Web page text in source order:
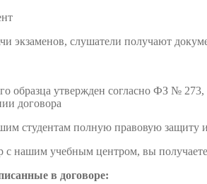
экзаменов, слушатели получают
образца утвержден согласно ФЗ № 273,
договора
студентам полную правовую защиту и
с нашим учебным центром, вы
в договоре: